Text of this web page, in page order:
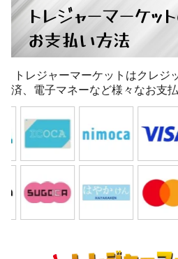
トレジャーマーケッ
お支払い方法
トレジャーマーケットはクレジ
済、電子マネーなど様々なお支